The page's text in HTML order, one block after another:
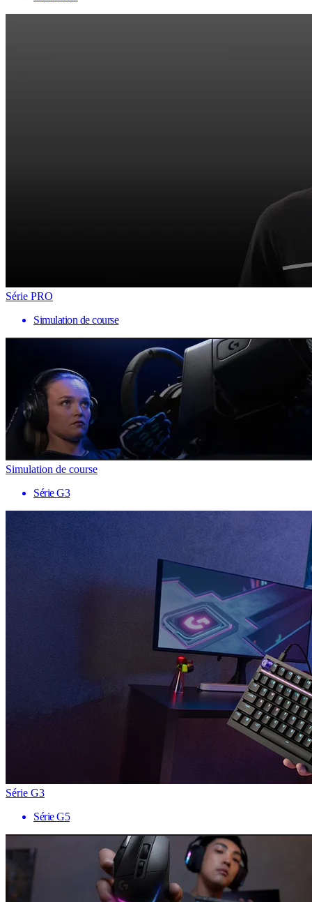
Série PRO
Simulation de course
Simulation de course
Série G3
Série G3
Série G5